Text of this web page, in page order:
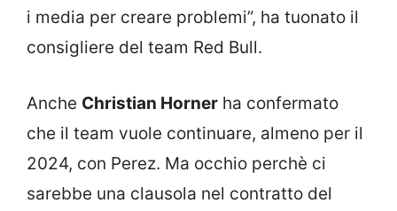
i media per creare problemi”, ha tuonato il
consigliere del team Red Bull.
Anche Christian Horner ha confermato
che il team vuole continuare, almeno per il
2024, con Perez. Ma occhio perchè ci
sarebbe una clausola nel contratto del